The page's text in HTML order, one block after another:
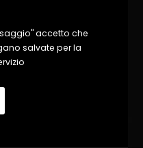
accetto che
salvate per la